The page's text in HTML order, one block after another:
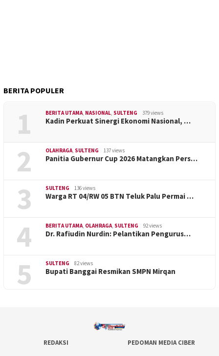
BERITA POPULER
1 BERITA UTAMA, NASIONAL, SULTENG 379 views
Kadin Perkuat Sinergi Ekonomi Nasional, …
2 OLAHRAGA, SULTENG 137 views
Panitia Gubernur Cup 2026 Matangkan Pers…
3 SULTENG 136 views
Warga RT 04/RW 05 BTN Teluk Palu Permai …
4 BERITA UTAMA, OLAHRAGA, SULTENG 92 views
Dr. Rafiudin Nurdin: Pelantikan Pengurus…
5 SULTENG 82 views
Bupati Banggai Resmikan SMPN Mirqan
REDAKSI PEDOMAN MEDIA CIBER